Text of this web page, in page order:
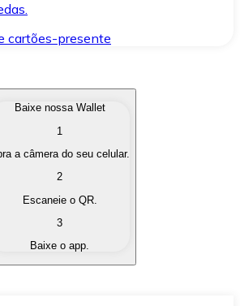
cartões-presente
de seu interesse de forma
criptomoedas em moeda fiduciária
por outra
Baixe nossa Wallet
1
a câmera do seu celular.
2
Escaneie o QR.
3
Baixe o app.